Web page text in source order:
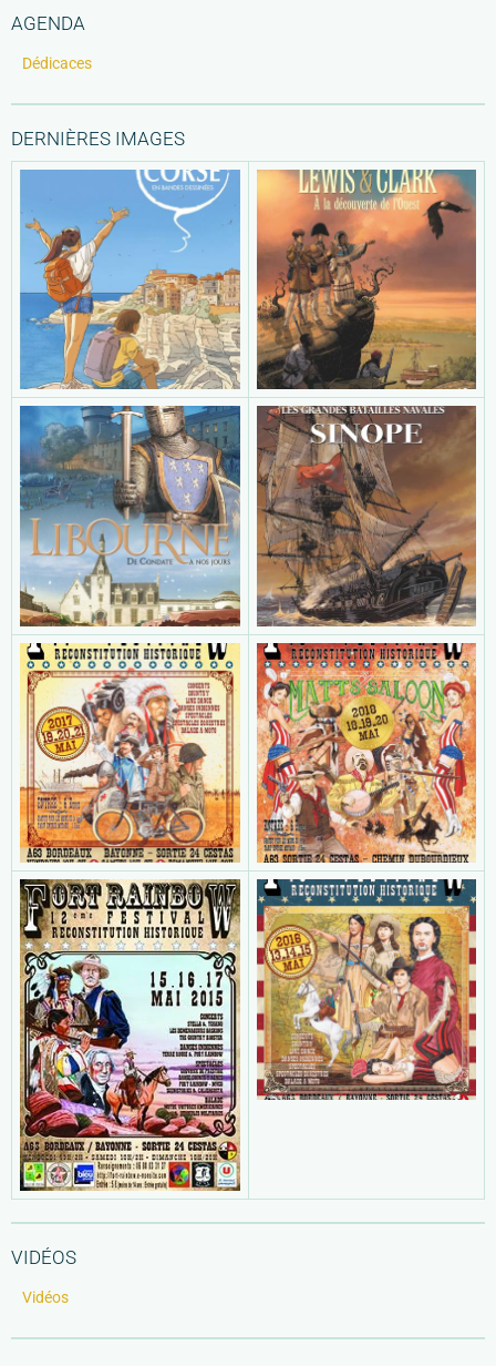
AGENDA
Dédicaces
DERNIÈRES IMAGES
VIDÉOS
Vidéos